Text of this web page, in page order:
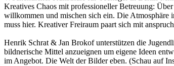
Kreatives Chaos mit professioneller Betreuung:
willkommen und mischen sich ein. Die Atmosphäre
muss hier. Kreativer Freiraum paart sich mit
Henrik Schrat & Jan Brokof unterstützen die
bildnerische Mittel anzueignen um eigene Ideen
im Angebot. Die Welt der Bilder eben. (Schau auf